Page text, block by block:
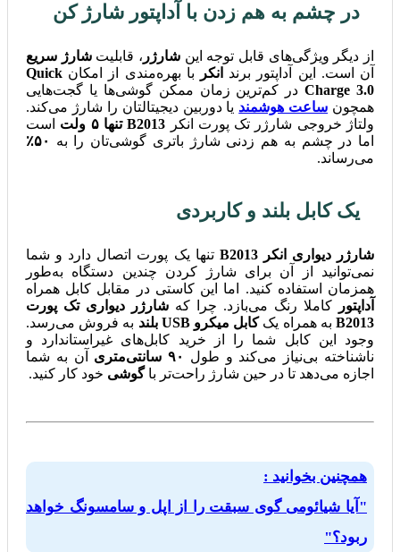
در چشم به هم زدن با آداپتور شارژ کن
از دیگر ویژگی‌های قابل توجه این شارژر ، قابلیتشارژ سریع
آن است. این آداپتور برند انکر با بهره‌مندی از امکان Quick
Charge 3.0در کم‌ترین زمان ممکن گوشی‌ها یا گجت‌هایی
همچون ساعت هوشمند یا دوربین دیجیتالتان را شارژ می‌کند.
ولتاژ خروجی شارژر تک پورت انکر
است
اما در چشم به هم زدنی شارژ باتری گوشی‌تان را به
۵۰٪
می‌رساند.
یک کابل بلند و کاربردی
شارژر دیواری انکر B2013
تنها یک پورت اتصال دارد و شما
نمی‌توانید از آن برای شارژ کردن چندین دستگاه به‌طور
همزمان استفاده کنید. اما این کاستی در مقابل کابل همراه
آداپتور
کاملا رنگ می‌بازد. چرا که شارژر دیواری تک پورت
B2013به همراه یککابل میکرو USB بلند
به فروش می‌رسد.
وجود این کابل شما را از خرید کابل‌های غیراستاندارد و
ناشناخته بی‌‌نیاز می‌کند و طول
۹۰ سانتی‌متری
آن به شما
اجازه می‌دهد تا در حین شارژ راحت‌تر باگوشی خود کار کنید.
همچنین بخوانید :
"آیا شیائومی گوی سبقت را از اپل و سامسونگ خواهد
ربود؟"